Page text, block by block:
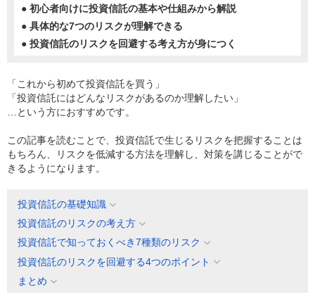
● 初心者向けに投資信託の基本や仕組みから解説
● 具体的な7つのリスクが理解できる
● 投資信託のリスクを回避する考え方が身につく
「これから初めて投資信託を買う」
「投資信託にはどんなリスクがあるのか理解したい」
…という方におすすめです。
この記事を読むことで、投資信託で生じるリスクを把握することは
もちろん、リスクを低減する方法を理解し、対策を講じることがで
きるようになります。
投資信託の基礎知識
投資信託のリスクの考え方
投資信託で知っておくべき7種類のリスク
投資信託のリスクを回避する4つのポイント
まとめ